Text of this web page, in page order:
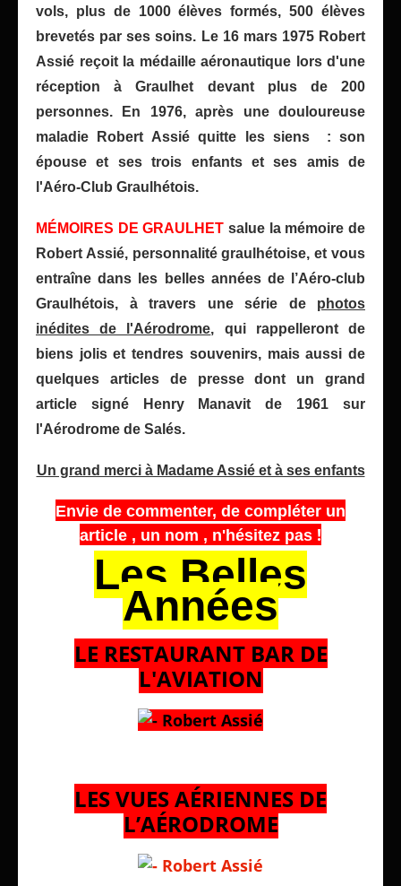
vols, plus de 1000 élèves formés, 500 élèves
brevetés par ses soins. Le 16 mars 1975 Robert
Assié reçoit la médaille aéronautique lors d'une
réception à Graulhet devant plus de 200
personnes. En 1976, après une douloureuse
maladie Robert Assié quitte les siens : son
épouse et ses trois enfants et ses amis de
l'Aéro-Club Graulhétois.
MÉMOIRES DE GRAULHET salue la mémoire de
Robert Assié, personnalité graulhétoise, et vous
entraîne dans les belles années de l’Aéro-club
Graulhétois, à travers une série de photos
inédites de l'Aérodrome, qui rappelleront de
biens jolis et tendres souvenirs, mais aussi de
quelques articles de presse dont un grand
article signé Henry Manavit de 1961 sur
l'Aérodrome de Salés.
Un grand merci à Madame Assié et à ses enfants
Envie de commenter, de compléter un
article , un nom , n'hésitez pas !
Les Belles
Années
LE RESTAURANT BAR DE
L'AVIATION
LES VUES AÉRIENNES DE
L’AÉRODROME